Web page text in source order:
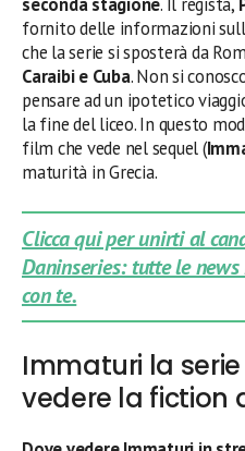
fornito delle informazioni
che la serie si sposterà da
Caraibi e Cuba. Non si
pensare ad un ipotetico
la fine del liceo. In questo
film che vede nel sequel (
maturità in Grecia.
Clicca qui per unirti al
Daninseries: tutte le
con te.
Immaturi la
vedere la fiction